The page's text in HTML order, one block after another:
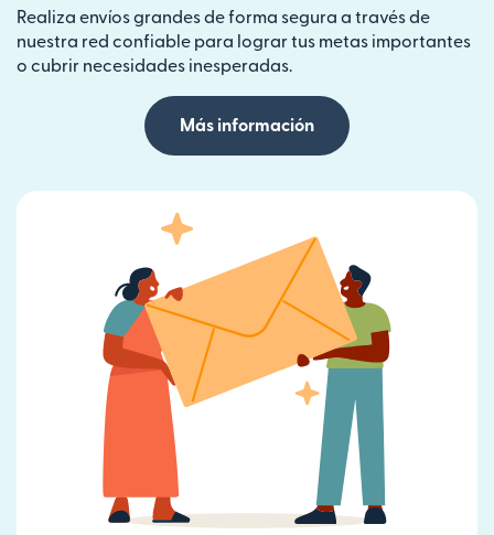
Realiza envíos grandes de forma segura a través de
nuestra red confiable para lograr tus metas importantes
o cubrir necesidades inesperadas.
Más información